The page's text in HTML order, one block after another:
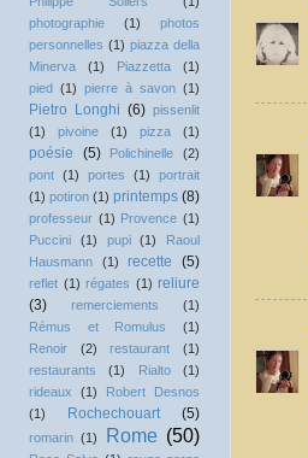
photographie
(1)
photos
personnelles (1) piazza della
Minerva
(1) Piazzetta
(1)
pied (1) pierre à savon (1)
Pietro Longhi (6) pissenlit
(1)
pivoine (1) pizza (1)
poésie (5) Polichinelle
(2)
pont (1) portes (1)
portrait
(1) potiron (1) printemps (8)
professeur (1) Provence (1)
Puccini
(1) pupi (1)
Raoul
Hausmann
(1) recette (5)
reflet (1) régates (1) reliure
(3)
remerciements
(1)
Rémus et Romulus
(1)
Renoir
(2) restaurant
(1)
restaurants
(1) Rialto
(1)
rideaux
(1)
Robert Desnos
(1)
Rochechouart (5)
romarin (1) Rome (50)